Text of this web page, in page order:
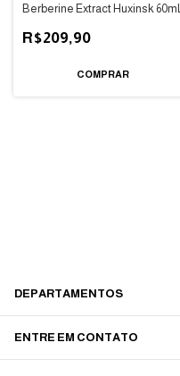
Berberine Extract Huxinsk 60mL
R$209,90
DEPARTAMENTOS
ENTRE EM CONTATO